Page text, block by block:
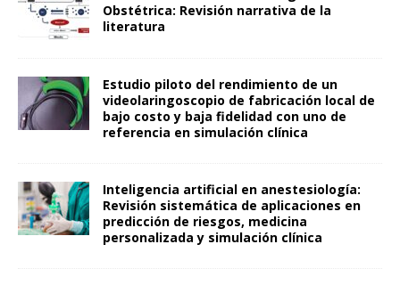
Obstétrica: Revisión narrativa de la
literatura
Estudio piloto del rendimiento de un
videolaringoscopio de fabricación local de
bajo costo y baja fidelidad con uno de
referencia en simulación clínica
Inteligencia artificial en anestesiología:
Revisión sistemática de aplicaciones en
predicción de riesgos, medicina
personalizada y simulación clínica